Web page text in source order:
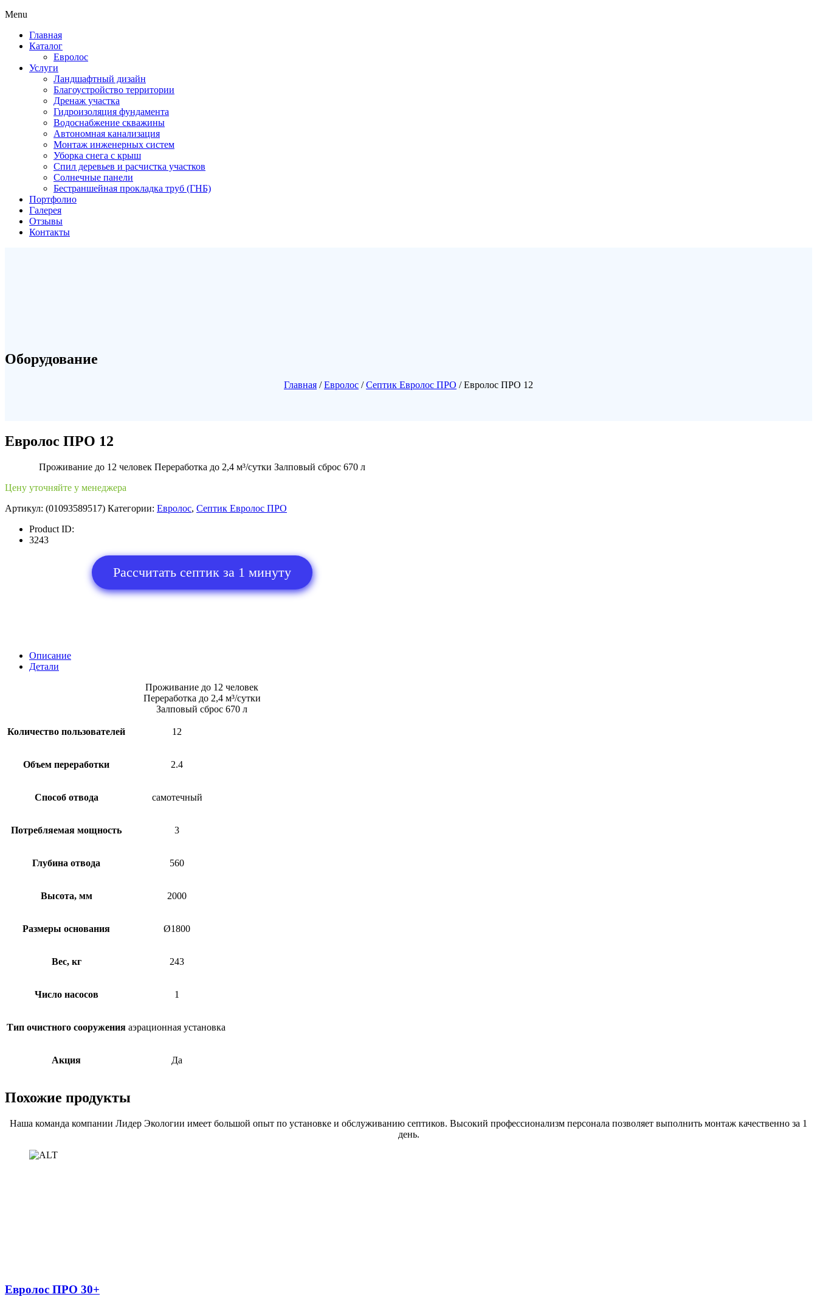
Menu
Главная
Каталог
Евролос
Услуги
Ландшафтный дизайн
Благоустройство территории
Дренаж участка
Гидроизоляция фундамента
Водоснабжение скважины
Автономная канализация
Монтаж инженерных систем
Уборка снега с крыш
Спил деревьев и расчистка участков
Солнечные панели
Бестраншейная прокладка труб (ГНБ)
Портфолио
Галерея
Отзывы
Контакты
Оборудование
Главная /Евролос /Септик Евролос ПРО / Евролос ПРО 12
Евролос ПРО 12
Проживание до 12 человек Переработка до 2,4 м³/сутки Залповый сброс 670 л
Цену уточняйте у менеджера
Артикул: (01093589517) Категории: Евролос, Септик Евролос ПРО
Product ID:
3243
Рассчитать септик за 1 минуту
Описание
Детали
Проживание до 12 человек
Переработка до 2,4 м³/сутки
Залповый сброс 670 л
Количество пользователей 12
Объем переработки 2.4
Способ отвода самотечный
Потребляемая мощность 3
Глубина отвода 560
Высота, мм 2000
Размеры основания Ø1800
Вес, кг 243
Число насосов 1
Тип очистного сооружения аэрационная установка
Акция Да
Похожие продукты
Наша команда компании Лидер Экологии имеет большой опыт по установке и обслуживанию септиков. Высокий профессионализм персонала позволяет выполнить монтаж качественно за 1
день.
Евролос ПРО 30+